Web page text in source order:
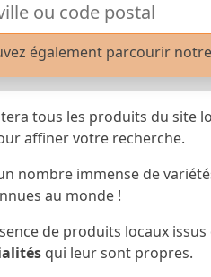
également parcourir notre
tous les produits du site
affiner votre recherche.
nombre immense de
au monde !
de produits locaux
qui leur sont propres.